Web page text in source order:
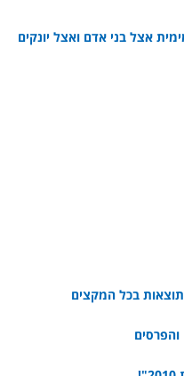
אצל בני אדם ואצל יונקים
בכל המקצים